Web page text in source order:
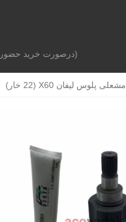
جلوبندی و تعلیق
مشعلی پلوس لیفان X60 (22 خار)
(درصورت خرید